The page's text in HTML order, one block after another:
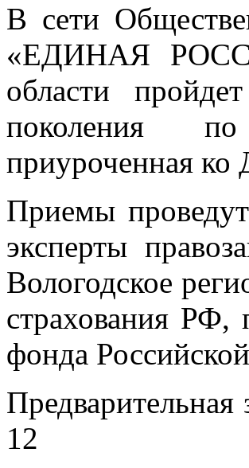
В сети
«ЕДИНАЯ
области
поколения по
приуроченная ко
Приемы
эксперты
Вологодское
страхования РФ,
фонда
12